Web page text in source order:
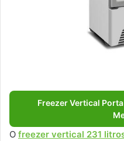
Freezer Vertical
O freezer vertical 231